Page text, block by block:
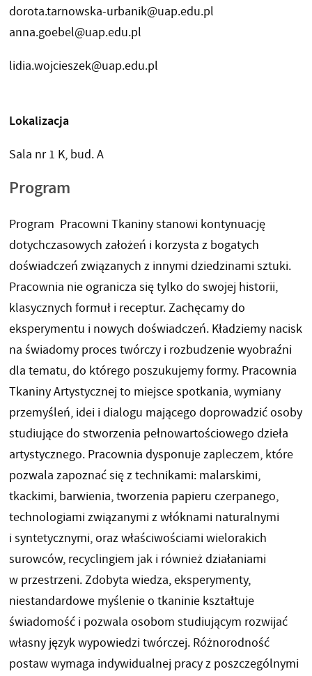
dorota.tarnowska-urbanik@uap.edu.pl
anna.goebel@uap.edu.pl
lidia.wojcieszek@uap.edu.pl
Lokalizacja
Sala nr 1 K, bud. A
Program
Program Pracowni Tkaniny stanowi kontynuację
dotychczasowych założeń i korzysta z bogatych
doświadczeń związanych z innymi dziedzinami sztuki.
Pracownia nie ogranicza się tylko do swojej historii,
klasycznych formuł i receptur. Zachęcamy do
eksperymentu i nowych doświadczeń. Kładziemy nacisk
na świadomy proces twórczy i rozbudzenie wyobraźni
dla tematu, do którego poszukujemy formy. Pracownia
Tkaniny Artystycznej to miejsce spotkania, wymiany
przemyśleń, idei i dialogu mającego doprowadzić osoby
studiujące do stworzenia pełnowartościowego dzieła
artystycznego. Pracownia dysponuje zapleczem, które
pozwala zapoznać się z technikami: malarskimi,
tkackimi, barwienia, tworzenia papieru czerpanego,
technologiami związanymi z włóknami naturalnymi
i syntetycznymi, oraz właściwościami wielorakich
surowców, recyclingiem jak i również działaniami
w przestrzeni. Zdobyta wiedza, eksperymenty,
niestandardowe myślenie o tkaninie kształtuje
świadomość i pozwala osobom studiującym rozwijać
własny język wypowiedzi twórczej. Różnorodność
postaw wymaga indywidualnej pracy z poszczególnymi